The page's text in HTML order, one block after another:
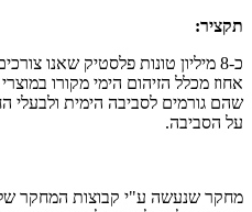
תקציר:
אחוז מכלל הזיהום הימי מקורו
שהם גורמים לסביבה הימית ולבעלי
על הסביבה.
מחקר שנעשה ע"י קבוצות המחקר של